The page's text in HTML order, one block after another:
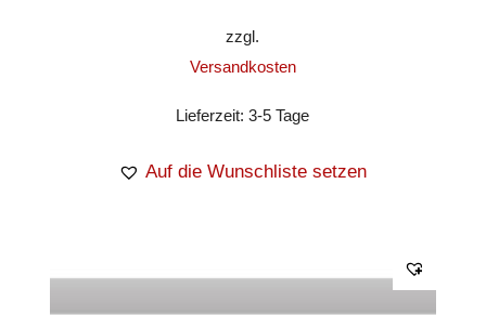
zzgl.
Versandkosten
Lieferzeit:3-5 Tage
Auf die Wunschliste setzen